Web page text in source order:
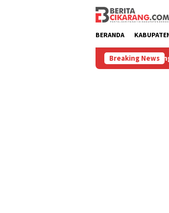
BERANDA
Breaking News
Pasar Baru Cikarang Dipoles Bak